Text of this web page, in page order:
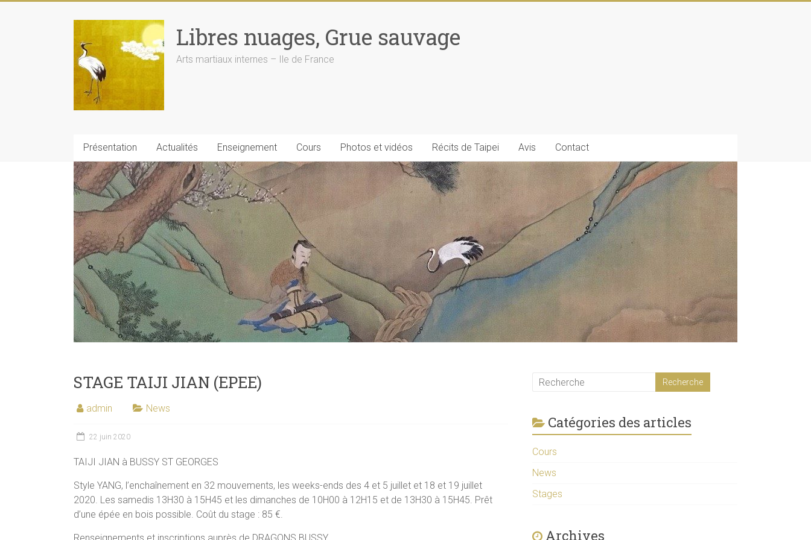
Libres nuages, Grue sauvage
Arts martiaux internes – Ile de France
Présentation Actualités Enseignement Cours Photos et vidéos Récits de Taipei Avis Contact
STAGE TAIJI JIAN (EPEE)
admin News
22 juin 2020
TAIJI JIAN à BUSSY ST GEORGES
Style YANG, l’enchaînement en 32 mouvements, les weeks-ends des 4 et 5 juillet et 18 et 19 juillet
2020. Les samedis 13H30 à 15H45 et les dimanches de 10H00 à 12H15 et de 13H30 à 15H45. Prêt
d’une épée en bois possible. Coût du stage : 85 €.
Catégories des articles
Cours
News
Stages
Archives